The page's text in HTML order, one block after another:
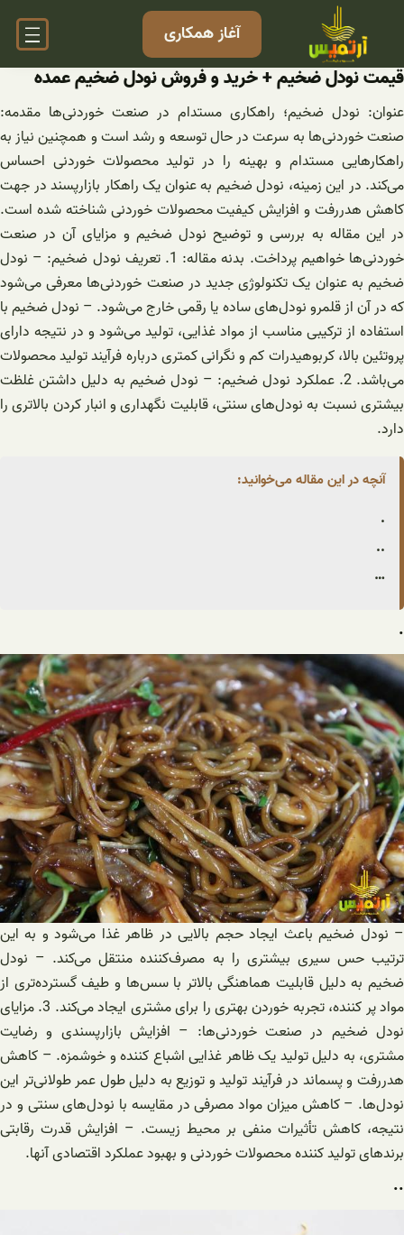
آغاز همکاری
قیمت نودل ضخیم + خرید و فروش نودل ضخیم عمده
عنوان: نودل ضخیم؛ راهکاری مستدام در صنعت خوردنی‌ها مقدمه:
صنعت خوردنی‌ها به سرعت در حال توسعه و رشد است و همچنین نیاز به
راهکارهایی مستدام و بهینه را در تولید محصولات خوردنی احساس
می‌کند. در این زمینه، نودل ضخیم به عنوان یک راهکار بازارپسند در جهت
کاهش هدررفت و افزایش کیفیت محصولات خوردنی شناخته شده است.
در این مقاله به بررسی و توضیح نودل ضخیم و مزایای آن در صنعت
خوردنی‌ها خواهیم پرداخت. بدنه مقاله: 1. تعریف نودل ضخیم: – نودل
ضخیم به عنوان یک تکنولوژی جدید در صنعت خوردنی‌ها معرفی می‌شود
که در آن از قلمرو نودل‌های ساده یا رقمی خارج می‌شود. – نودل ضخیم با
استفاده از ترکیبی مناسب از مواد غذایی، تولید می‌شود و در نتیجه دارای
پروتئین بالا، کربوهیدرات کم و نگرانی کمتری درباره فرآیند تولید محصولات
می‌باشد. 2. عملکرد نودل ضخیم: – نودل ضخیم به دلیل داشتن غلظت
بیشتری نسبت به نودل‌های سنتی، قابلیت نگهداری و انبار کردن بالاتری را
دارد.
آنچه در این مقاله می‌خوانید:
.
..
…
.
– نودل ضخیم باعث ایجاد حجم بالایی در ظاهر غذا می‌شود و به این
ترتیب حس سیری بیشتری را به مصرف‌کننده منتقل می‌کند. – نودل
ضخیم به دلیل قابلیت هماهنگی بالاتر با سس‌ها و طیف گسترده‌تری از
مواد پر کننده، تجربه خوردن بهتری را برای مشتری ایجاد می‌کند. 3. مزایای
نودل ضخیم در صنعت خوردنی‌ها: – افزایش بازارپسندی و رضایت
مشتری، به دلیل تولید یک ظاهر غذایی اشباع کننده و خوشمزه. – کاهش
هدررفت و پسماند در فرآیند تولید و توزیع به دلیل طول عمر طولانی‌تر این
نودل‌ها. – کاهش میزان مواد مصرفی در مقایسه با نودل‌های سنتی و در
نتیجه، کاهش تأثیرات منفی بر محیط زیست. – افزایش قدرت رقابتی
برندهای تولید کننده محصولات خوردنی و بهبود عملکرد اقتصادی آنها.
..